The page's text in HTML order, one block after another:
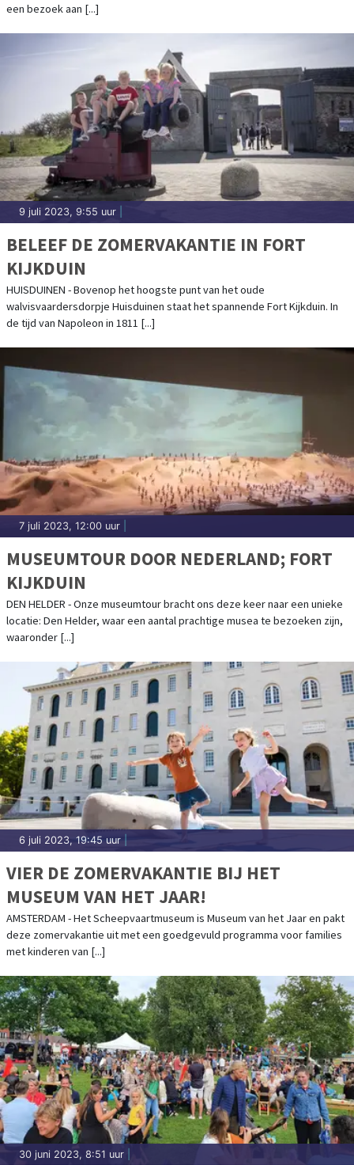
een bezoek aan [...]
9 juli 2023, 9:55 uur
BELEEF DE ZOMERVAKANTIE IN FORT
KIJKDUIN
HUISDUINEN - Bovenop het hoogste punt van het oude
walvisvaardersdorpje Huisduinen staat het spannende Fort Kijkduin. In
de tijd van Napoleon in 1811 [...]
7 juli 2023, 12:00 uur
MUSEUMTOUR DOOR NEDERLAND; FORT
KIJKDUIN
DEN HELDER - Onze museumtour bracht ons deze keer naar een unieke
locatie: Den Helder, waar een aantal prachtige musea te bezoeken zijn,
waaronder [...]
6 juli 2023, 19:45 uur
VIER DE ZOMERVAKANTIE BIJ HET
MUSEUM VAN HET JAAR!
AMSTERDAM - Het Scheepvaartmuseum is Museum van het Jaar en pakt
deze zomervakantie uit met een goedgevuld programma voor families
met kinderen van [...]
30 juni 2023, 8:51 uur